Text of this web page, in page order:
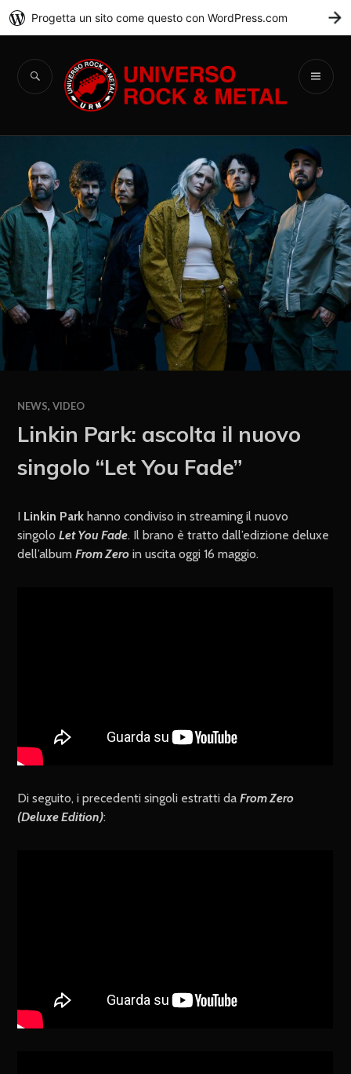
Universo Rock &
Metal
NEWS,VIDEO
Linkin Park: ascolta il nuovo
singolo “Let You Fade”
I Linkin Park hanno condiviso in streaming il nuovo
singoloLet You Fade. Il brano è tratto dall’edizione deluxe
dell’albumFrom Zero in uscita oggi 16 maggio.
Di seguito, i precedenti singoli estratti daFrom Zero
(Deluxe Edition):
Progetta un sito come questo con WordPress.com